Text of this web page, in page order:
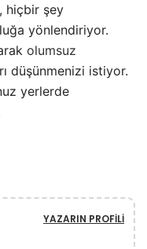
hiçbir şey
yönlendiriyor.
olumsuz
düşünmenizi istiyor.
yerlerde
YAZARIN PROFILI